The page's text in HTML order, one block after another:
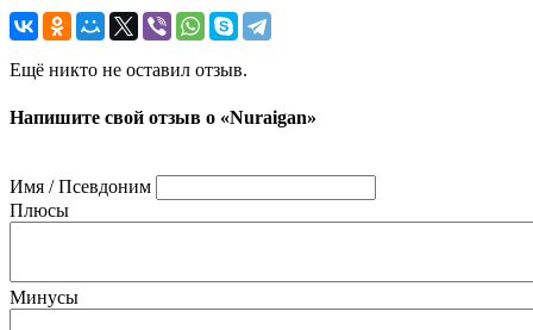
Ещё никто не оставил отзыв.
Напишите свой отзыв о «Nuraigan»
Имя / Псевдоним
Плюсы
Минусы